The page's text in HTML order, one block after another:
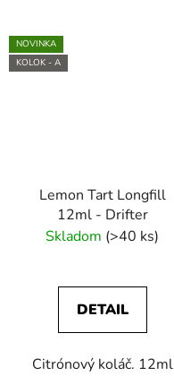
NOVINKA
KOLOK - A
Lemon Tart Longfill
12ml - Drifter
Skladom (>40 ks)
DETAIL
Citrónový koláč. 12ml